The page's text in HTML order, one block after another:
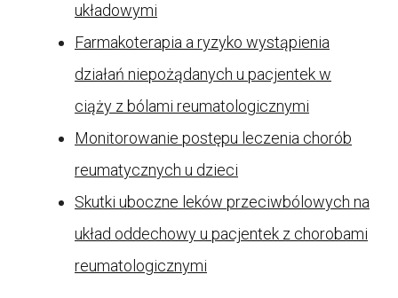
układowymi
Farmakoterapia a ryzyko wystąpienia
działań niepożądanych u pacjentek w
ciąży z bólami reumatologicznymi
Monitorowanie postępu leczenia chorób
reumatycznych u dzieci
Skutki uboczne leków przeciwbólowych na
układ oddechowy u pacjentek z chorobami
reumatologicznymi